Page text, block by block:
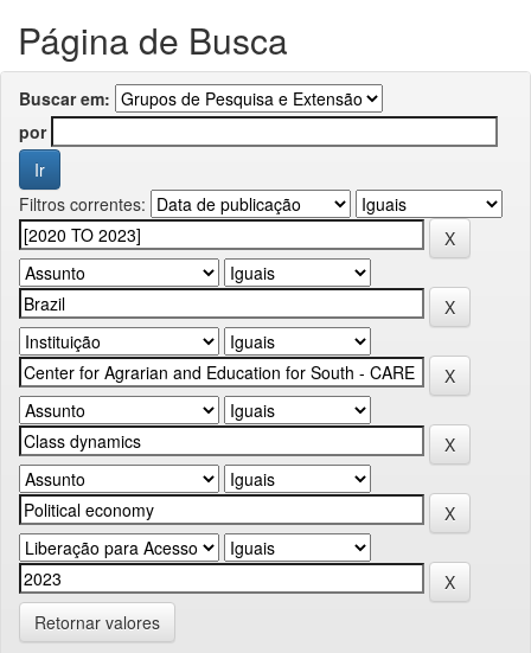
Página de Busca
Buscar em:
por
Filtros correntes:
Retornar valores